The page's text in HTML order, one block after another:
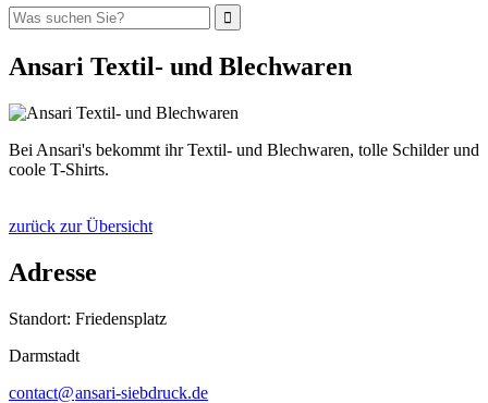
Ansari Textil- und Blechwaren
Bei Ansari's bekommt ihr Textil- und Blechwaren, tolle Schilder und
coole T-Shirts.
zurück zur Übersicht
Adresse
Standort: Friedensplatz
Darmstadt
contact@ansari-siebdruck.de